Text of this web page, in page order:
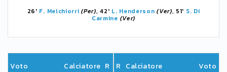
26' F. Melchiorri (Per), 42' L. Henderson (Ver), 51' S. Di
Carmine (Ver)
Voto Calciatore R R Calciatore Voto